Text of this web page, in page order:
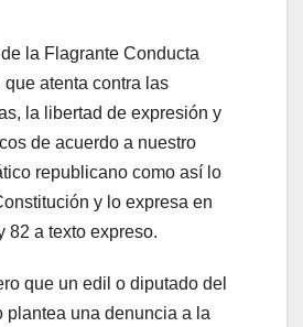
la Flagrante Conducta
atenta contra las
la libertad de expresión y
de acuerdo a nuestro
republicano como así lo
y lo expresa en
82 a texto expreso.
que un edil o diputado del
plantea una denuncia a la